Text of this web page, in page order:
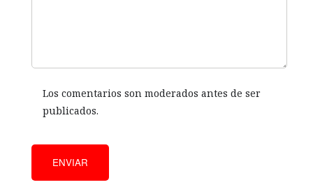
Los comentarios son moderados antes de ser
publicados.